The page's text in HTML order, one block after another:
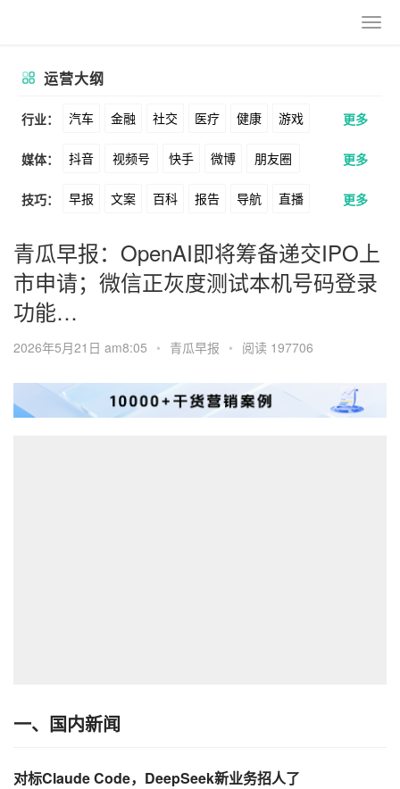
运营大纲
行业： 汽车 金融 社交 医疗 健康 游戏
动漫 美妆 美食 家装 教育 婚纱
酒旅 母婴 宠物 文娱 跨境 科技
广告 元宇宙 房地产
更多
媒体： 抖音 视频号 快手 微博 朋友圈
公众号 B站 小红书 头条 知乎
Soul 360 搜狗 爱奇艺 美柚
美图 最右 神马 谷歌 Facebook
更多
技巧： 早报 文案 百科 报告 导航 直播
卖货 脚本 电商 私域 社群
涨粉 广告 推广 方案 策划 案例
更多
青瓜早报：OpenAI即将筹备递交IPO上
市申请；微信正灰度测试本机号码登录
功能…
2026年5月21日 am8:05 • 青瓜早报 • 阅读 197706
一、国内新闻
对标Claude Code，DeepSeek新业务招人了